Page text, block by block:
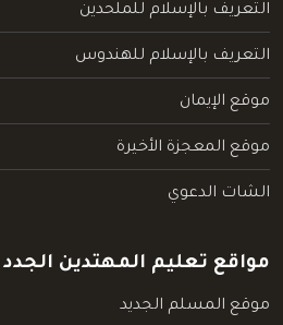
التعريف بالإسلام للملحدين
التعريف بالإسلام للهندوس
موقع الإيمان
موقع المعجزة الأخيرة
الشات الدعوي
مواقع تعليم المهتدين الجدد
موقع المسلم الجديد